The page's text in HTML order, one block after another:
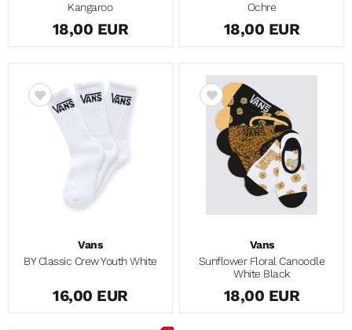
Kangaroo
18,00 EUR
Ochre
18,00 EUR
Vans
BY Classic Crew Youth White
16,00 EUR
Vans
Sunflower Floral Canoodle
White Black
18,00 EUR